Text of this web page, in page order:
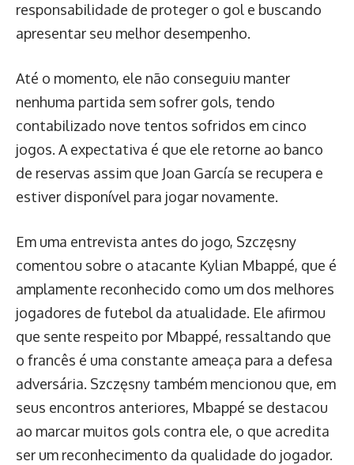
responsabilidade de proteger o gol e buscando
apresentar seu melhor desempenho.
Até o momento, ele não conseguiu manter
nenhuma partida sem sofrer gols, tendo
contabilizado nove tentos sofridos em cinco
jogos. A expectativa é que ele retorne ao banco
de reservas assim que Joan García se recupera e
estiver disponível para jogar novamente.
Em uma entrevista antes do jogo, Szczęsny
comentou sobre o atacante Kylian Mbappé, que é
amplamente reconhecido como um dos melhores
jogadores de futebol da atualidade. Ele afirmou
que sente respeito por Mbappé, ressaltando que
o francês é uma constante ameaça para a defesa
adversária. Szczęsny também mencionou que, em
seus encontros anteriores, Mbappé se destacou
ao marcar muitos gols contra ele, o que acredita
ser um reconhecimento da qualidade do jogador.